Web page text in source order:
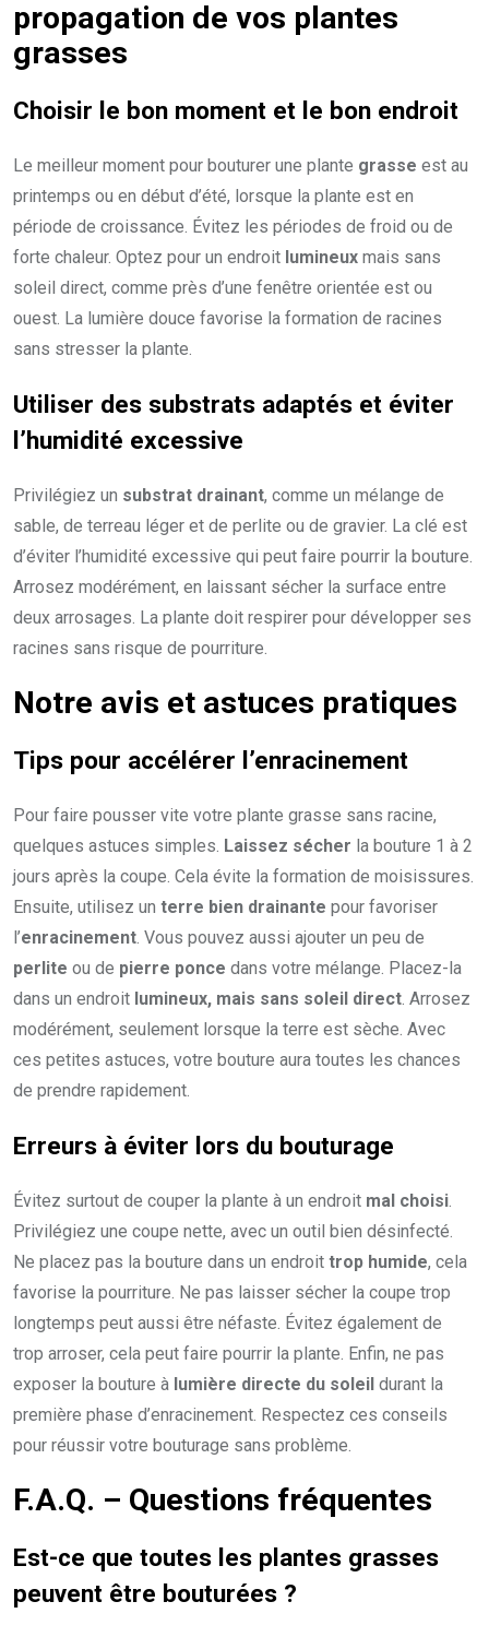
propagation de vos plantes
grasses
Choisir le bon moment et le bon endroit
Le meilleur moment pour bouturer une plante grasse est au
printemps ou en début d’été, lorsque la plante est en
période de croissance. Évitez les périodes de froid ou de
forte chaleur. Optez pour un endroit lumineux mais sans
soleil direct, comme près d’une fenêtre orientée est ou
ouest. La lumière douce favorise la formation de racines
sans stresser la plante.
Utiliser des substrats adaptés et éviter
l’humidité excessive
Privilégiez un substrat drainant, comme un mélange de
sable, de terreau léger et de perlite ou de gravier. La clé est
d’éviter l’humidité excessive qui peut faire pourrir la bouture.
Arrosez modérément, en laissant sécher la surface entre
deux arrosages. La plante doit respirer pour développer ses
racines sans risque de pourriture.
Notre avis et astuces pratiques
Tips pour accélérer l’enracinement
Pour faire pousser vite votre plante grasse sans racine,
quelques astuces simples. Laissez sécher la bouture 1 à 2
jours après la coupe. Cela évite la formation de moisissures.
Ensuite, utilisez un terre bien drainante pour favoriser
l’enracinement. Vous pouvez aussi ajouter un peu de
perlite ou de pierre ponce dans votre mélange. Placez-la
dans un endroit lumineux, mais sans soleil direct. Arrosez
modérément, seulement lorsque la terre est sèche. Avec
ces petites astuces, votre bouture aura toutes les chances
de prendre rapidement.
Erreurs à éviter lors du bouturage
Évitez surtout de couper la plante à un endroit mal choisi.
Privilégiez une coupe nette, avec un outil bien désinfecté.
Ne placez pas la bouture dans un endroit trop humide, cela
favorise la pourriture. Ne pas laisser sécher la coupe trop
longtemps peut aussi être néfaste. Évitez également de
trop arroser, cela peut faire pourrir la plante. Enfin, ne pas
exposer la bouture à lumière directe du soleil durant la
première phase d’enracinement. Respectez ces conseils
pour réussir votre bouturage sans problème.
F.A.Q. – Questions fréquentes
Est-ce que toutes les plantes grasses
peuvent être bouturées ?